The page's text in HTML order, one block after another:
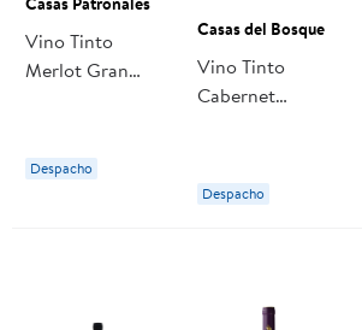
Vino Tinto
Merlot Gran
Patronales
Despacho
Casas del Bosque
Vino Tinto
Cabernet
750 cc Casas del
Bosque
Despacho